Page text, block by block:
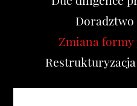
Doradztwo
Zmiana